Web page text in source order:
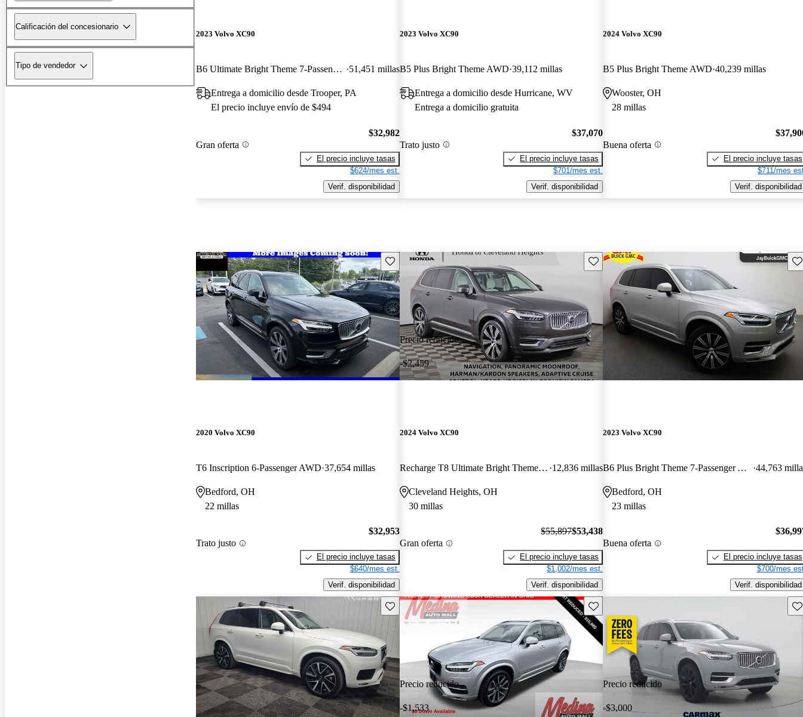
Calificación del concesionario
Tipo de vendedor
2023 Volvo XC90
B6 Ultimate Bright Theme 7-Passenger AWD 51,451 millas
Entrega a domicilio desde Trooper, PA
El precio incluye envío de $494
Gran oferta
$32,982
El precio incluye tasas
$624/mes est.
Verif. disponibilidad
2023 Volvo XC90
B5 Plus Bright Theme AWD 39,112 millas
Entrega a domicilio desde Hurricane, WV
Entrega a domicilio gratuita
Trato justo
$37,070
El precio incluye tasas
$701/mes est.
Verif. disponibilidad
2024 Volvo XC90
B5 Plus Bright Theme AWD 40,239 millas
Wooster, OH
28 millas
Buena oferta
El precio incluye tasas
$711/mes
Verif. disponibilidad
Guarda este Aviso
2020 Volvo XC90
T6 Inscription 6-Passenger AWD 37,654 millas
Bedford, OH
22 millas
Trato justo
$32,953
El precio incluye tasas
$640/mes est.
Verif. disponibilidad
Precio reducido
-$2,459
Guarda este Aviso
2024 Volvo XC90
Recharge T8 Ultimate Bright Theme 7-Passenger eAWD 12,836 millas
Cleveland Heights, OH
30 millas
Gran oferta
$55,897$53,438
El precio incluye tasas
$1,002/mes est.
Verif. disponibilidad
2023 Volvo XC90
B6 Plus Bright Theme 7-Passenger AWD 44,763
Bedford, OH
23 millas
Buena oferta
El precio incluye tasas
$700/mes
Verif. disponibilidad
Guarda este Aviso
Precio reducido
-$1,533
Guarda este Aviso
Precio reducido
-$3,000